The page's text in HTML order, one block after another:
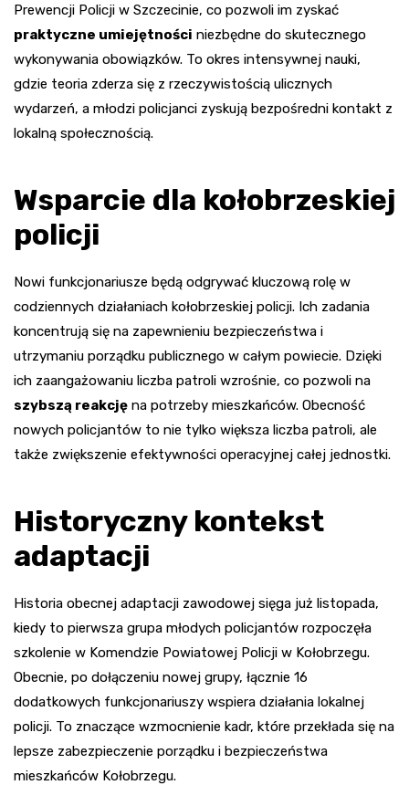
Prewencji Policji w Szczecinie, co pozwoli im zyskać
praktyczne umiejętności niezbędne do skutecznego
wykonywania obowiązków. To okres intensywnej nauki,
gdzie teoria zderza się z rzeczywistością ulicznych
wydarzeń, a młodzi policjanci zyskują bezpośredni kontakt z
lokalną społecznością.
Wsparcie dla kołobrzeskiej
policji
Nowi funkcjonariusze będą odgrywać kluczową rolę w
codziennych działaniach kołobrzeskiej policji. Ich zadania
koncentrują się na zapewnieniu bezpieczeństwa i
utrzymaniu porządku publicznego w całym powiecie. Dzięki
ich zaangażowaniu liczba patroli wzrośnie, co pozwoli na
szybszą reakcję na potrzeby mieszkańców. Obecność
nowych policjantów to nie tylko większa liczba patroli, ale
także zwiększenie efektywności operacyjnej całej jednostki.
Historyczny kontekst
adaptacji
Historia obecnej adaptacji zawodowej sięga już listopada,
kiedy to pierwsza grupa młodych policjantów rozpoczęła
szkolenie w Komendzie Powiatowej Policji w Kołobrzegu.
Obecnie, po dołączeniu nowej grupy, łącznie 16
dodatkowych funkcjonariuszy wspiera działania lokalnej
policji. To znaczące wzmocnienie kadr, które przekłada się na
lepsze zabezpieczenie porządku i bezpieczeństwa
mieszkańców Kołobrzegu.